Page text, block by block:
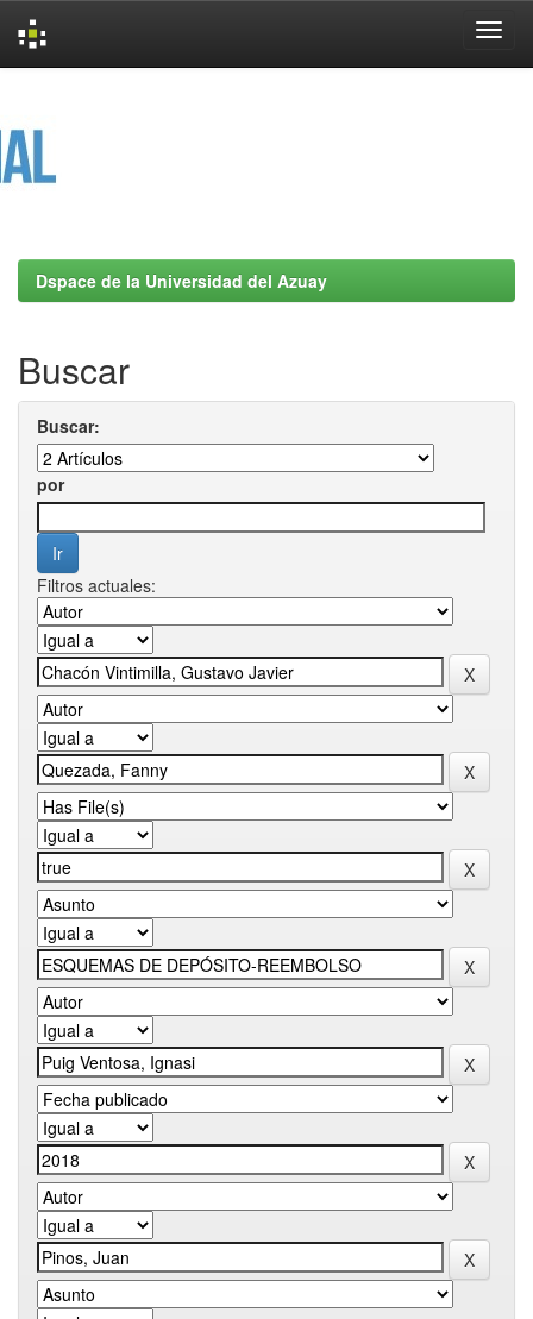
Dspace de la Universidad del Azuay
Buscar
Buscar:
por
Filtros actuales: